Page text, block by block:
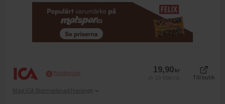
Webbpriser 19,90 kr
Till butik
Maxi ICA Stormarknad Haninge